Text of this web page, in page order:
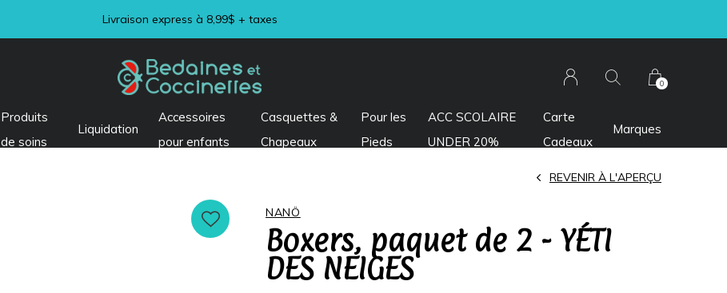
Produits
de soins
Liquidation
Accessoires
pour enfants
Casquettes &
Chapeaux
Pour les
Pieds
ACC SCOLAIRE
UNDER 20%
Carte
Cadeaux
Marques
0
Livraison express à 8,99$ + taxes
NANÖ
Boxers, paquet de 2 - YÉTI
DES NEIGES
REVENIR À L'APERÇU